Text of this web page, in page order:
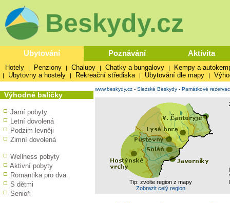
Beskydy.cz
Ubytování Poznávání Aktivita
Hotely | Penziony | Chalupy | Chatky a bungalovy | Kempy a
| Ubytovny a hostely | Rekreační střediska | Ubytování dle mapy |
Výhodné balíčky
Jarní pobyty
Letní dovolená
Podzim levněji
Zimní dovolená
Wellness pobyty
Aktivní pobyty
Romantika pro dva
S dětmi
Senioři
www.beskydy.cz - Slezské Beskydy - Památkové
Tip: zvolte region z mapy
Zobrazit celý region